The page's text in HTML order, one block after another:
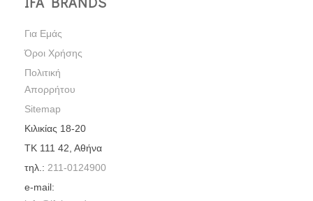
Για Εμάς
Όροι Χρήσης
Πολιτική
Απορρήτου
Sitemap
Κιλικίας 18-20
ΤΚ 111 42, Αθήνα
τηλ.: 211-0124900
e-mail: